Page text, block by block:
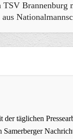
TSV Brannenburg
aus
täglichen